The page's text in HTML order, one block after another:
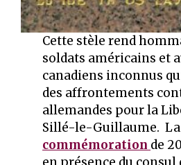
Cette stèle rend
soldats américains et
canadiens inconnus
des affrontements
allemandes pour la
Sillé-le-Guillaume. La
commémoration de
en présence du consul